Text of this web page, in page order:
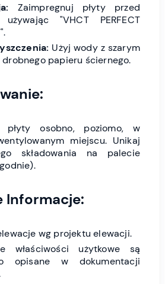
Zaimpregnuj płyty przed
używając "VHCT PERFECT
Użyj wody z szarym
drobnego papieru ściernego.
płyty osobno, poziomo, w
miejscu. Unikaj
składowania na palecie
Informacje:
wg projektu elewacji.
właściwości użytkowe są
opisane w dokumentacji